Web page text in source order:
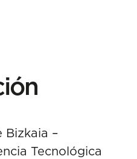
Bizkaia –
Tecnológica